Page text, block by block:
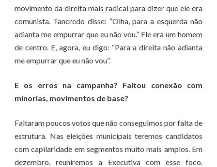
movimento da direita mais radical para dizer que ele era
comunista. Tancredo disse: “Olha, para a esquerda não
adianta me empurrar que eu não vou.” Ele era um homem
de centro. E, agora, eu digo: “Para a direita não adianta
me empurrar que eu não vou”.
E os erros na campanha? Faltou conexão com
minorias, movimentos de base?
Faltaram poucos votos que não conseguimos por falta de
estrutura. Nas eleições municipais teremos candidatos
com capilaridade em segmentos muito mais amplos. Em
dezembro, reuniremos a Executiva com esse foco.